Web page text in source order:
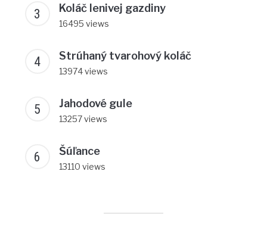
Koláč lenivej gazdiny
16495 views
Strúhaný tvarohový koláč
13974 views
Jahodové gule
13257 views
Šúľance
13110 views